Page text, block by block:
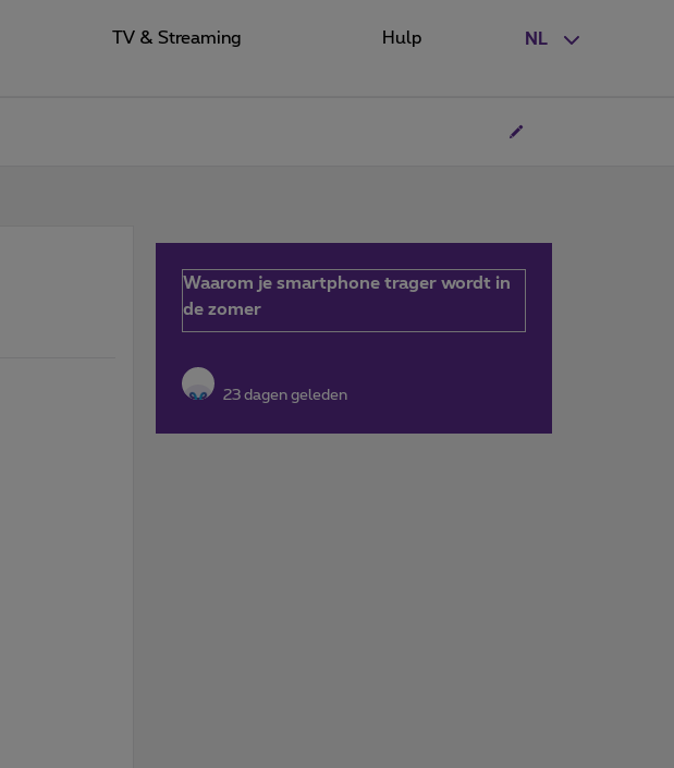
NL
TV & Streaming Hulp
Waarom je smartphone trager wordt in
de zomer
23 dagen geleden